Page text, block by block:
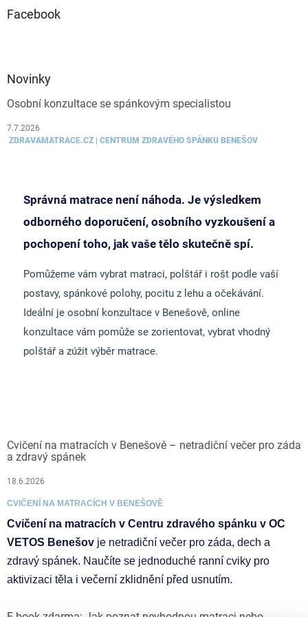
Facebook
Novinky
Osobní konzultace se spánkovým specialistou
7.7.2026
ZDRAVAMATRACE.CZ | CENTRUM ZDRAVÉHO SPÁNKU BENEŠOV
Správná matrace není náhoda. Je výsledkem
odborného doporučení, osobního vyzkoušení a
pochopení toho, jak vaše tělo skutečně spí.
Pomůžeme vám vybrat matraci, polštář i rošt podle vaší
postavy, spánkové polohy, pocitu z lehu a očekávání.
Ideální je osobní konzultace v Benešově, online
konzultace vám pomůže se zorientovat, vybrat vhodný
polštář a zúžit výběr matrace.
Cvičení na matracích v Benešově – netradiční večer pro záda
a zdravý spánek
18.6.2026
CVIČENÍ NA MATRACÍCH V BENEŠOVĚ
Cvičení na matracích v Centru zdravého spánku v OC
VETOS Benešov je netradiční večer pro záda, dech a
zdravý spánek. Naučíte se jednoduché ranní cviky pro
aktivizaci těla i večerní zklidnění před usnutím.